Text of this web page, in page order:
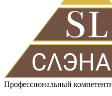
Профессиональный